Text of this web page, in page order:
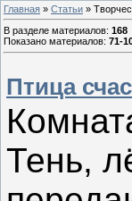
Главная » Статьи »
В разделе материалов: 168
Показано материалов: 71-
Птица
Тень,